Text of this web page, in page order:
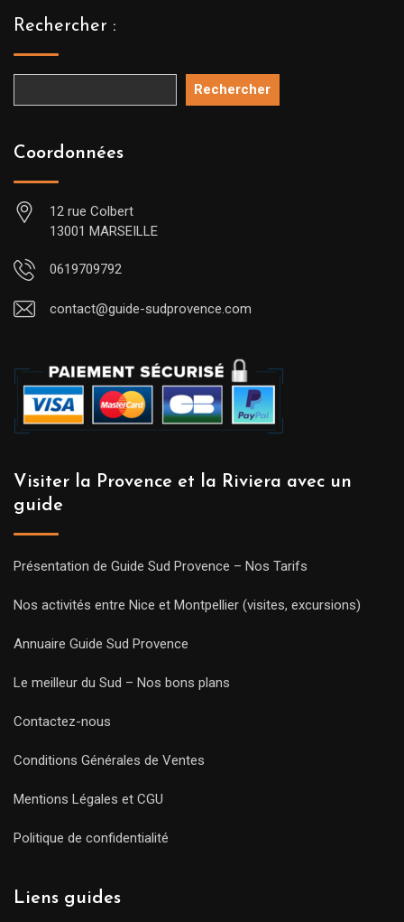
Rechercher :
Rechercher
Coordonnées
12 rue Colbert
13001 MARSEILLE
0619709792
contact@guide-sudprovence.com
Visiter la Provence et la Riviera avec un
guide
Présentation de Guide Sud Provence – Nos Tarifs
Nos activités entre Nice et Montpellier (visites, excursions)
Annuaire Guide Sud Provence
Le meilleur du Sud – Nos bons plans
Contactez-nous
Conditions Générales de Ventes
Mentions Légales et CGU
Politique de confidentialité
Liens guides